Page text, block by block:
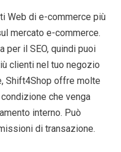
Web di e-commerce più
mercato e-commerce.
per il SEO, quindi puoi
clienti nel tuo negozio
Shift4Shop offre molte
che venga
interno. Può
di transazione.